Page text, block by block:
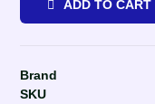
ADD TO CART
Brand
SKU